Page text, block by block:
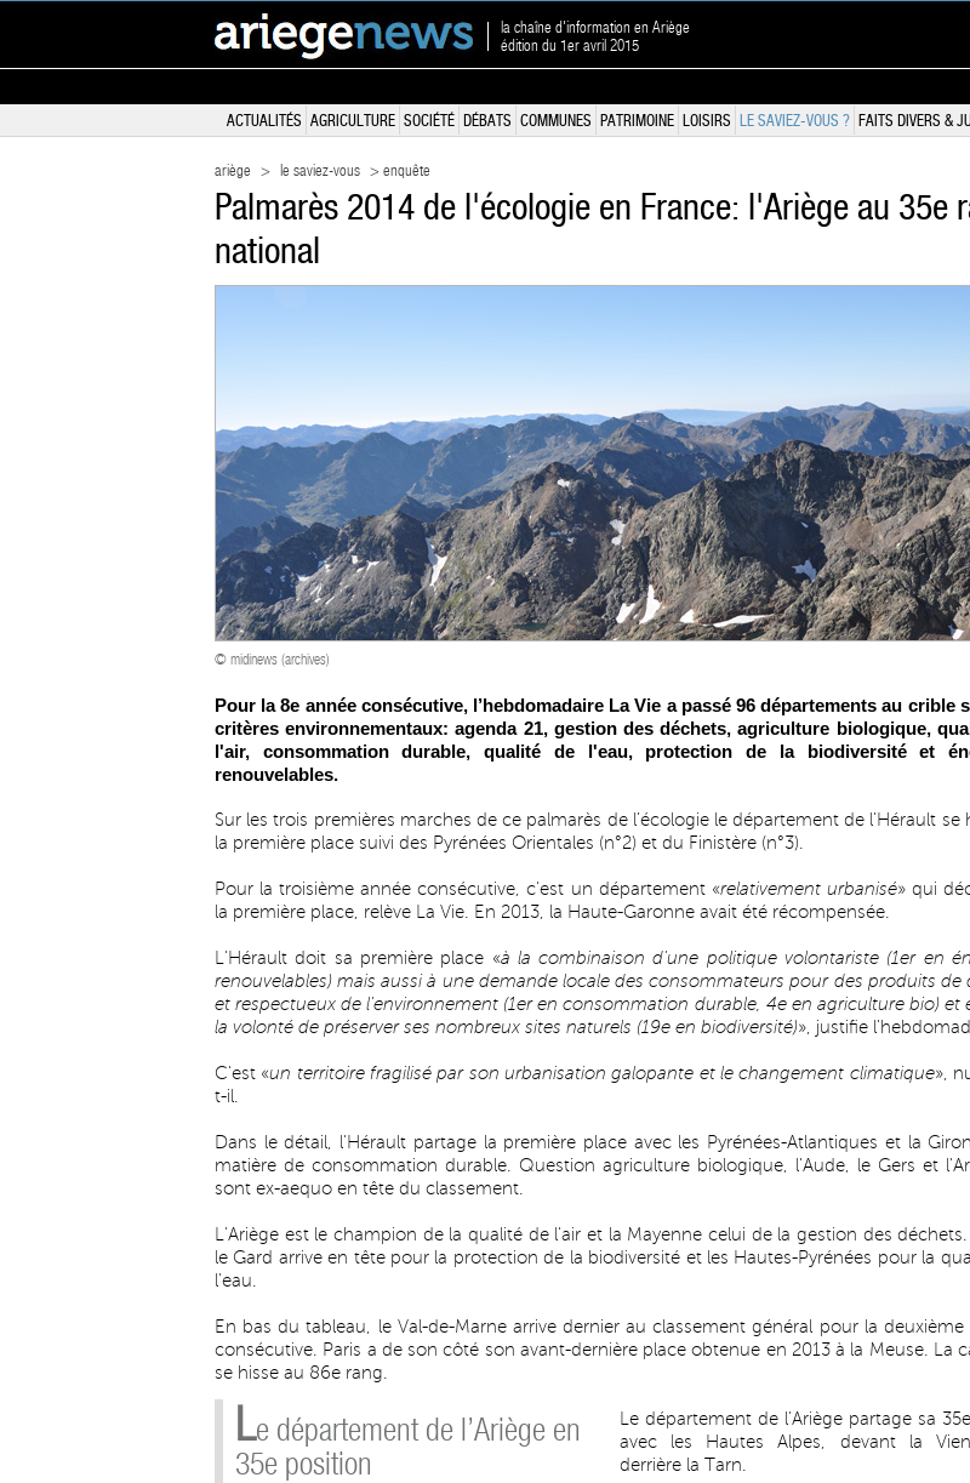
la chaîne d'information en Ariège
édition du 1er avril 2015
ACTUALITÉS AGRICULTURE SOCIÉTÉ DÉBATS COMMUNES PATRIMOINE LOISIRS LE SAVIEZ-VOUS ? FAITS DIVERS &
ariège > le saviez-vous > enquête
Palmarès 2014 de l'écologie en France: l'Ariège au 35e
national
© midinews (archives)
Pour la 8e année consécutive, l’hebdomadaire La Vie a passé 96 départements au crible
critères environnementaux: agenda 21, gestion des déchets, agriculture biologique,
l'air, consommation durable, qualité de l'eau, protection de la biodiversité et
renouvelables.
Sur les trois premières marches de ce palmarès de l’écologie le département de l’Hérault se
la première place suivi des Pyrénées Orientales (n°2) et du Finistère (n°3).
Pour la troisième année consécutive, c'est un département «relativement urbanisé» qui
la première place, relève La Vie. En 2013, la Haute-Garonne avait été récompensée.
L'Hérault doit sa première place «à la combinaison d'une politique volontariste (1er en
renouvelables) mais aussi à une demande locale des consommateurs pour des produits de
et respectueux de l'environnement (1er en consommation durable, 4e en agriculture bio) et
la volonté de préserver ses nombreux sites naturels (19e en biodiversité)», justifie
C'est «un territoire fragilisé par son urbanisation galopante et le changement climatique»,
t-il.
Dans le détail, l'Hérault partage la première place avec les Pyrénées-Atlantiques et la
matière de consommation durable. Question agriculture biologique, l'Aude, le Gers et
sont ex-aequo en tête du classement.
L'Ariège est le champion de la qualité de l'air et la Mayenne celui de la gestion des déchets.
le Gard arrive en tête pour la protection de la biodiversité et les Hautes-Pyrénées pour la
l'eau.
En bas du tableau, le Val-de-Marne arrive dernier au classement général pour la deuxième
consécutive. Paris a de son côté son avant-dernière place obtenue en 2013 à la Meuse. La
se hisse au 86e rang.
Le département de l’Ariège en
35e position
Le département de l’Ariège partage sa
avec les Hautes Alpes, devant la
derrière la Tarn.